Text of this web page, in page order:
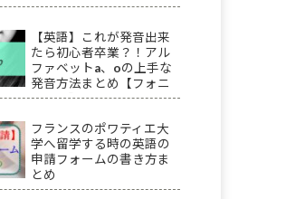
【英語】これが発音出来
たら初心者卒業？！アル
ファベットa、oの上手な
発音方法まとめ【フォニ
ックス】
フランスのポワティエ大
学へ留学する時の英語の
申請フォームの書き方ま
とめ